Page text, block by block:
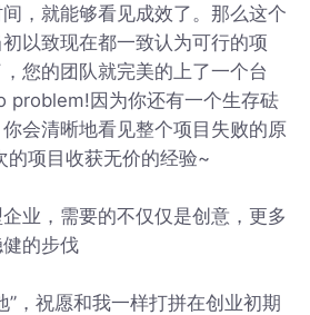
，就能够看见成效了。那么这个
以致现在都一致认为可行的项
您的团队就完美的上了一个台
problem!因为你还有一个生存砝
会清晰地看见整个项目失败的原
的项目收获无价的经验~
业，需要的不仅仅是创意，更多
的步伐
”，祝愿和我一样打拼在创业初期